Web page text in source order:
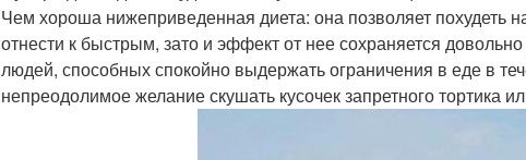
Чем хороша нижеприведенная диета: она позволяет похудеть
отнести к быстрым, зато и эффект от нее сохраняется
людей, способных спокойно выдержать ограничения в еде в
непреодолимое желание скушать кусочек запретного тортика